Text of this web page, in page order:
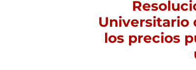
Universitario
los precios